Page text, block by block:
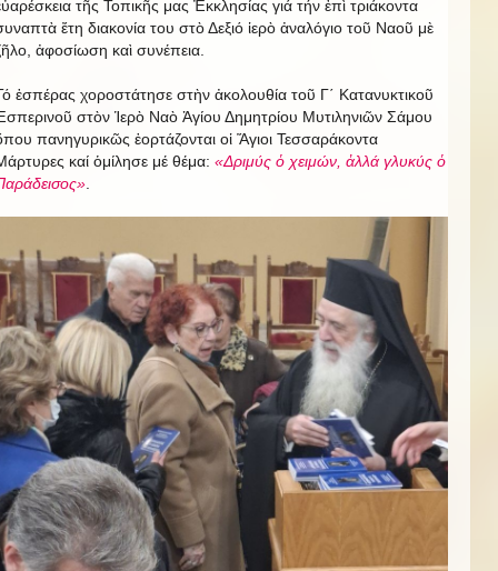
τῆς Τοπικῆς μας Ἐκκλησίας γιά τήν ἐπὶ τριάκοντα
ἔτη διακονία του στὸ Δεξιό ἱερὸ ἀναλόγιο τοῦ Ναοῦ μὲ
ἀφοσίωση καὶ συνέπεια.
ἑσπέρας χοροστάτησε στὴν ἀκολουθία τοῦ Γ΄ Κατανυκτικοῦ
στὸν Ἱερὸ Ναὸ Ἁγίου Δημητρίου Μυτιληνιῶν Σάμου
πανηγυρικῶς ἑορτάζονται οἱ Ἅγιοι Τεσσαράκοντα
καί ὁμίλησε μέ θέμα: «Δριμύς ὁ χειμών, ἀλλά γλυκύς ὁ
.